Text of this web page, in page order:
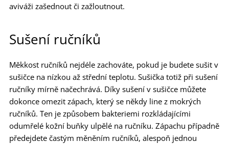
aviváži zašednout či zažloutnout.
Sušení ručníků
Měkkost ručníků nejdéle zachováte, pokud je budete sušit v
sušičce na nízkou až střední teplotu. Sušička totiž při sušení
ručníky mírně načechrává. Díky sušení v sušičce můžete
dokonce omezit zápach, který se někdy line z mokrých
ručníků. Ten je způsobem bakteriemi rozkládajícími
odumřelé kožní buňky ulpělé na ručníku. Zápachu případně
předejdete častým měněním ručníků, alespoň jednou